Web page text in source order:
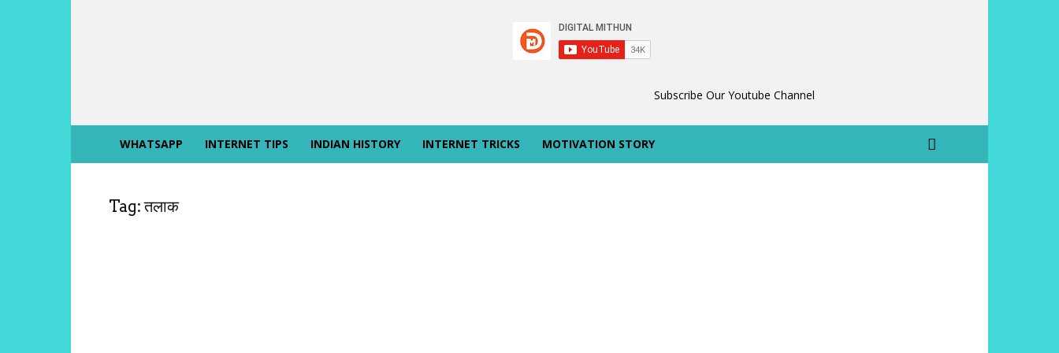
Subscribe Our Youtube Channel
WHATSAPP INTERNET TIPS INDIAN HISTORY INTERNET TRICKS MOTIVATION STORY
Tag: तलाक